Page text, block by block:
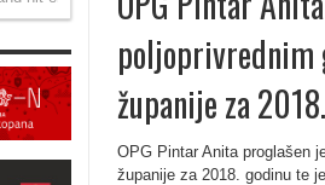
poljoprivrednim
županije za
OPG Pintar Anita proglašen
županije za 2018. godinu te